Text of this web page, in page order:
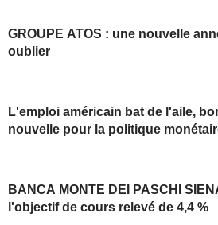
GROUPE ATOS : une nouvelle année à
oublier
L'emploi américain bat de l'aile,
nouvelle pour la politique
BANCA MONTE DEI PASCHI
l'objectif de cours relevé de 4,4 %